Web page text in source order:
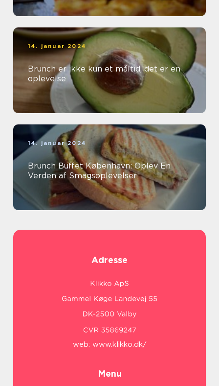
14. januar 2024
Brunch er ikke kun et måltid, det er en
oplevelse
14. januar 2024
Brunch Buffet København: Oplev En
Verden af Smagsoplevelser
Adresse
web: www.klikko.dk/
Menu